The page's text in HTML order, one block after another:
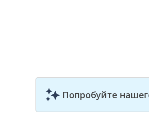
Попробуйте